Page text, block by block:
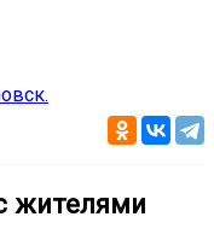
жителями